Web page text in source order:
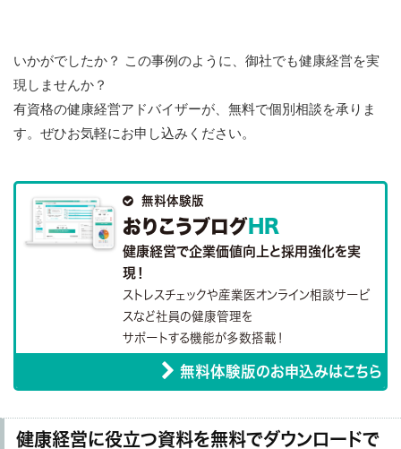
いかがでしたか？ この事例のように、御社でも健康経営を実
現しませんか？
有資格の健康経営アドバイザーが、無料で個別相談を承りま
す。ぜひお気軽にお申し込みください。
 無料体験版
おりこうブログ HR
健康経営で企業価値向上と採用強化を実
現！
ストレスチェックや産業医オンライン相談サービ
スなど社員の健康管理を
サポートする機能が多数搭載！
無料体験版のお申込みはこちら
健康経営に役立つ資料を無料でダウンロードで